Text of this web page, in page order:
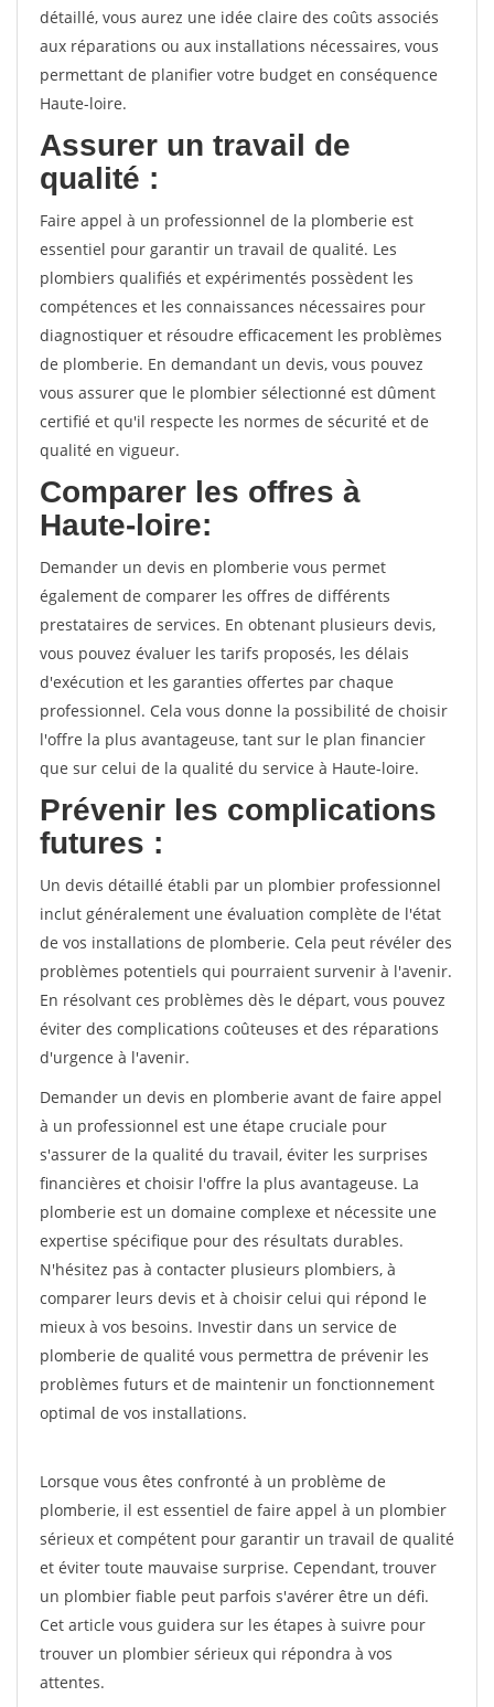
détaillé, vous aurez une idée claire des coûts associés
aux réparations ou aux installations nécessaires, vous
permettant de planifier votre budget en conséquence
Haute-loire.
Assurer un travail de
qualité :
Faire appel à un professionnel de la plomberie est
essentiel pour garantir un travail de qualité. Les
plombiers qualifiés et expérimentés possèdent les
compétences et les connaissances nécessaires pour
diagnostiquer et résoudre efficacement les problèmes
de plomberie. En demandant un devis, vous pouvez
vous assurer que le plombier sélectionné est dûment
certifié et qu'il respecte les normes de sécurité et de
qualité en vigueur.
Comparer les offres à
Haute-loire:
Demander un devis en plomberie vous permet
également de comparer les offres de différents
prestataires de services. En obtenant plusieurs devis,
vous pouvez évaluer les tarifs proposés, les délais
d'exécution et les garanties offertes par chaque
professionnel. Cela vous donne la possibilité de choisir
l'offre la plus avantageuse, tant sur le plan financier
que sur celui de la qualité du service à Haute-loire.
Prévenir les complications
futures :
Un devis détaillé établi par un plombier professionnel
inclut généralement une évaluation complète de l'état
de vos installations de plomberie. Cela peut révéler des
problèmes potentiels qui pourraient survenir à l'avenir.
En résolvant ces problèmes dès le départ, vous pouvez
éviter des complications coûteuses et des réparations
d'urgence à l'avenir.
Demander un devis en plomberie avant de faire appel
à un professionnel est une étape cruciale pour
s'assurer de la qualité du travail, éviter les surprises
financières et choisir l'offre la plus avantageuse. La
plomberie est un domaine complexe et nécessite une
expertise spécifique pour des résultats durables.
N'hésitez pas à contacter plusieurs plombiers, à
comparer leurs devis et à choisir celui qui répond le
mieux à vos besoins. Investir dans un service de
plomberie de qualité vous permettra de prévenir les
problèmes futurs et de maintenir un fonctionnement
optimal de vos installations.
Lorsque vous êtes confronté à un problème de
plomberie, il est essentiel de faire appel à un plombier
sérieux et compétent pour garantir un travail de qualité
et éviter toute mauvaise surprise. Cependant, trouver
un plombier fiable peut parfois s'avérer être un défi.
Cet article vous guidera sur les étapes à suivre pour
trouver un plombier sérieux qui répondra à vos
attentes.